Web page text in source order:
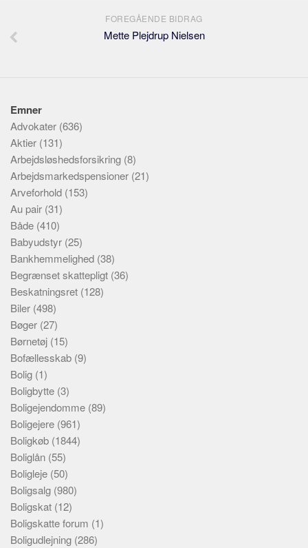
FOREGÅENDE BIDRAG
Mette Plejdrup Nielsen
Emner
Advokater (636)
Aktier (131)
Arbejdsløshedsforsikring (8)
Arbejdsmarkedspensioner (21)
Arveforhold (153)
Au pair (31)
Både (410)
Babyudstyr (25)
Bankhemmelighed (38)
Begrænset skattepligt (36)
Beskatningsret (128)
Biler (498)
Bøger (27)
Børnetøj (15)
Bofællesskab (9)
Bolig (1)
Boligbytte (3)
Boligejendomme (89)
Boligejere (961)
Boligkøb (1844)
Boliglån (55)
Boligleje (50)
Boligsalg (980)
Boligskat (12)
Boligskatte forum (1)
Boligudlejning (286)